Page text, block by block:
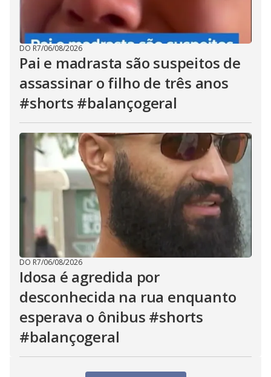
DO R7/06/08/2026
Pai e madrasta são suspeitos de
assassinar o filho de três anos
#shorts #balançogeral
DO R7/06/08/2026
Idosa é agredida por
desconhecida na rua enquanto
esperava o ônibus #shorts
#balançogeral